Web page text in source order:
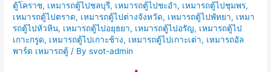
ตู้โคราช, เหมารถตู้ไปชลบุรี, เหมารถตู้ไปชะอำ, เหมารถตู้ไปชุมพร,
เหมารถตู้ไปตราด, เหมารถตู้ไปต่างจังหวัด, เหมารถตู้ไปพัทยา, เหมา
รถตู้ไปหัวหิน, เหมารถตู้ไปอยุธยา, เหมารถตู้ไปอรัญ, เหมารถตู้ไป
เกาะกรูด, เหมารถตู้ไปเกาะช้าง, เหมารถตู้ไปเกาะเต่า, เหมารถอัล
พาร์ด เหมารถตู้ / Bysvot-admin